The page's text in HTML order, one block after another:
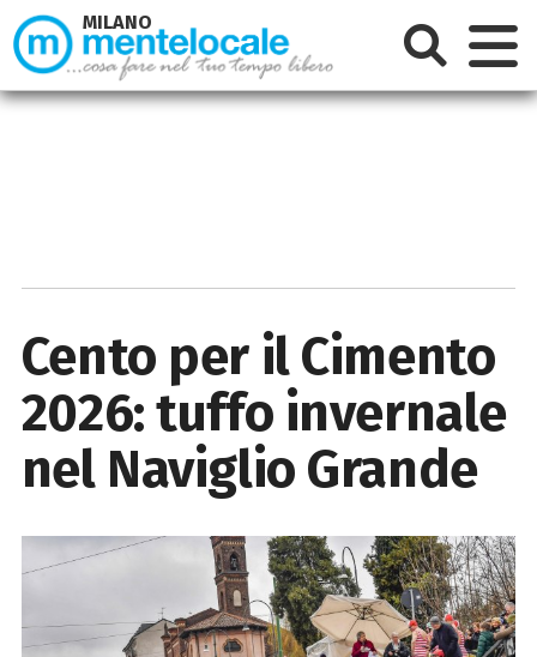
Cento per il Cimento
2026: tuffo invernale
nel Naviglio Grande
MILANO